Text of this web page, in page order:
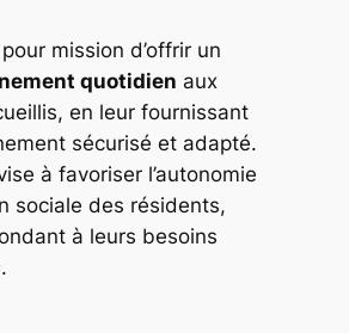
mission d’offrir un
quotidien aux
en leur fournissant
sécurisé et adapté.
à favoriser l’autonomie
sociale des résidents,
à leurs besoins